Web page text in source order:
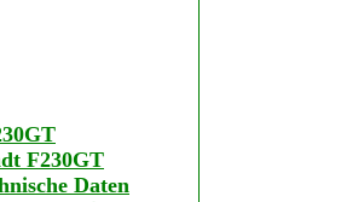
F230GT
Daten